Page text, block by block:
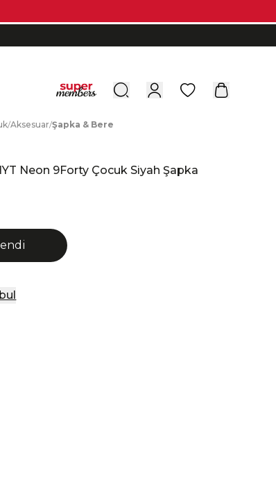
0
/Aksesuar/Şapka & Bere
Neon 9Forty Çocuk Siyah Şapka